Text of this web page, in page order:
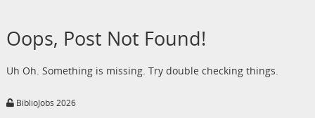
Oops, Post Not Found!
Uh Oh. Something is missing. Try double checking things.
BiblioJobs 2026